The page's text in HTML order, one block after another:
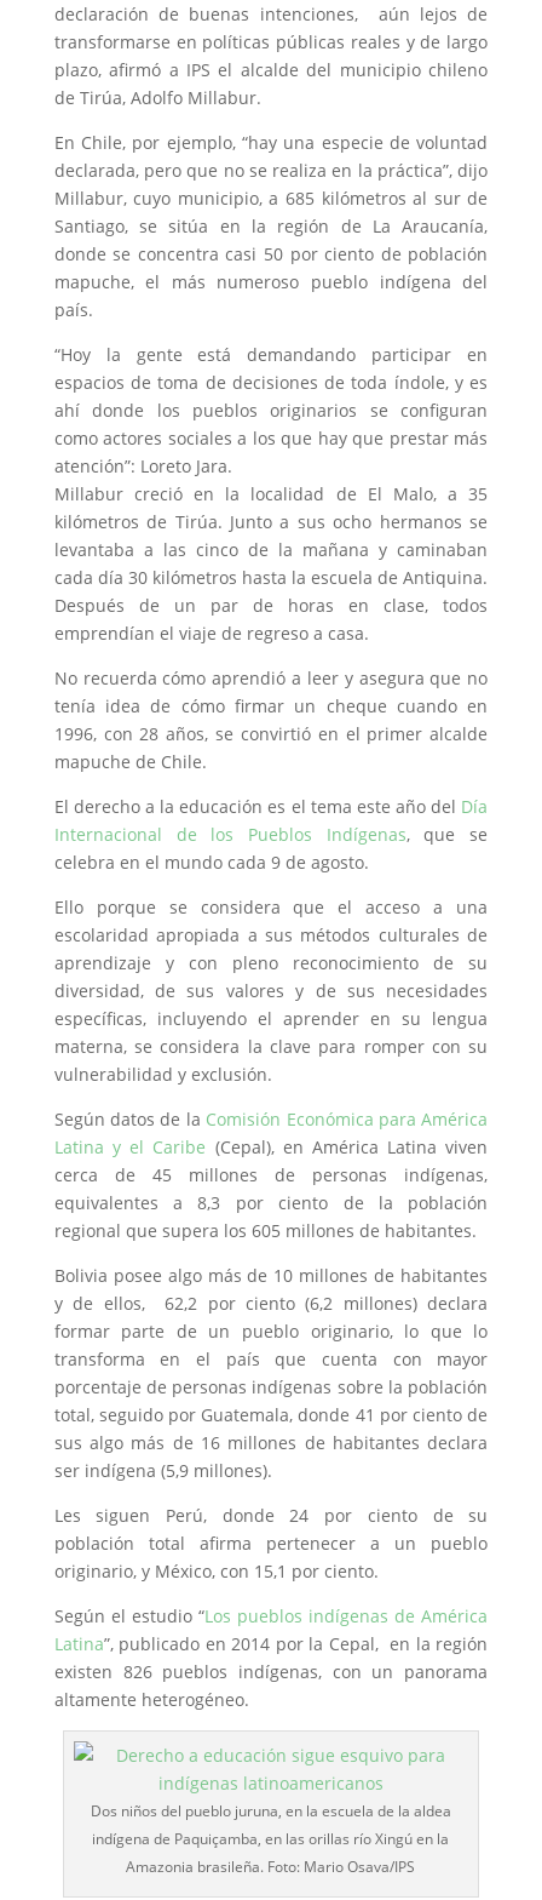
declaración de buenas intenciones, aún lejos de
transformarse en políticas públicas reales y de largo
plazo, afirmó a IPS el alcalde del municipio chileno
de Tirúa, Adolfo Millabur.
En Chile, por ejemplo, “hay una especie de voluntad
declarada, pero que no se realiza en la práctica”, dijo
Millabur, cuyo municipio, a 685 kilómetros al sur de
Santiago, se sitúa en la región de La Araucanía,
donde se concentra casi 50 por ciento de población
mapuche, el más numeroso pueblo indígena del
país.
“Hoy la gente está demandando participar en
espacios de toma de decisiones de toda índole, y es
ahí donde los pueblos originarios se configuran
como actores sociales a los que hay que prestar más
atención”: Loreto Jara.
Millabur creció en la localidad de El Malo, a 35
kilómetros de Tirúa. Junto a sus ocho hermanos se
levantaba a las cinco de la mañana y caminaban
cada día 30 kilómetros hasta la escuela de Antiquina.
Después de un par de horas en clase, todos
emprendían el viaje de regreso a casa.
No recuerda cómo aprendió a leer y asegura que no
tenía idea de cómo firmar un cheque cuando en
1996, con 28 años, se convirtió en el primer alcalde
mapuche de Chile.
El derecho a la educación es el tema este año del Día
Internacional de los Pueblos Indígenas, que se
celebra en el mundo cada 9 de agosto.
Ello porque se considera que el acceso a una
escolaridad apropiada a sus métodos culturales de
aprendizaje y con pleno reconocimiento de su
diversidad, de sus valores y de sus necesidades
específicas, incluyendo el aprender en su lengua
materna, se considera la clave para romper con su
vulnerabilidad y exclusión.
Según datos de la Comisión Económica para América
Latina y el Caribe (Cepal), en América Latina viven
cerca de 45 millones de personas indígenas,
equivalentes a 8,3 por ciento de la población
regional que supera los 605 millones de habitantes.
Bolivia posee algo más de 10 millones de habitantes
y de ellos, 62,2 por ciento (6,2 millones) declara
formar parte de un pueblo originario, lo que lo
transforma en el país que cuenta con mayor
porcentaje de personas indígenas sobre la población
total, seguido por Guatemala, donde 41 por ciento de
sus algo más de 16 millones de habitantes declara
ser indígena (5,9 millones).
Les siguen Perú, donde 24 por ciento de su
población total afirma pertenecer a un pueblo
originario, y México, con 15,1 por ciento.
Según el estudio “Los pueblos indígenas de América
Latina”, publicado en 2014 por la Cepal, en la región
existen 826 pueblos indígenas, con un panorama
altamente heterogéneo.
Dos niños del pueblo juruna, en la escuela de la aldea
indígena de Paquiçamba, en las orillas río Xingú en la
Amazonia brasileña. Foto: Mario Osava/IPS